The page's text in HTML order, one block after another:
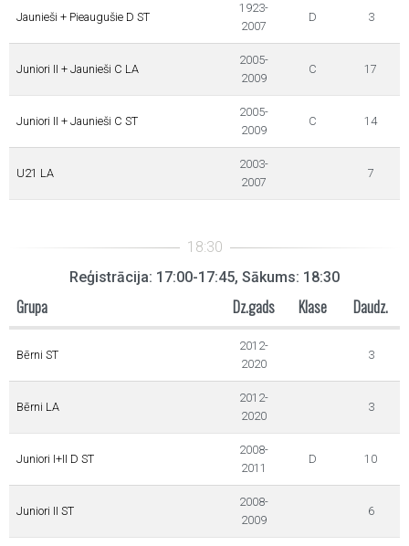
Jaunieši + Pieaugušie D ST
1923-
2007
D 3
Juniori II + Jaunieši C LA
2005-
2009
C 17
Juniori II + Jaunieši C ST
2005-
2009
C 14
U21 LA
2003-
2007
7
Reģistrācija: 17:00-17:45, Sākums: 18:30
Grupa Dz.gads Klase Daudz.
Bērni ST
2012-
2020
3
Bērni LA
2012-
2020
3
Juniori I+II D ST
2008-
2011
D 10
Juniori II ST
2008-
2009
6